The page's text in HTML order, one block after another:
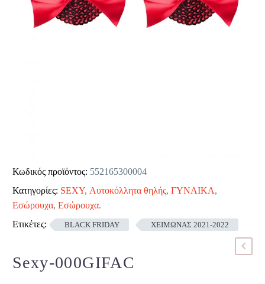
Κωδικός προϊόντος: 552165300004
Κατηγορίες: SEXY, Αυτοκόλλητα θηλής, ΓΥΝΑΙΚΑ,
Εσώρουχα, Εσώρουχα.
Ετικέτες:
BLACK FRIDAY ΧΕΙΜΩΝΑΣ 2021-2022
Sexy-000GIFAC